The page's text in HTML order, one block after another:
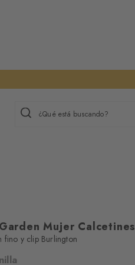
¿Qué está buscando?
su
Mujer Calcetines
fino y clip Burlington